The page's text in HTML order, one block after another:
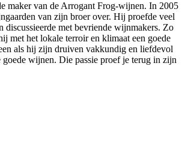
maker van de Arrogant Frog-wijnen. In 2005
van zijn broer over. Hij proefde veel
discussieerde met bevriende wijnmakers. Zo
met het lokale terroir en klimaat een goede
als hij zijn druiven vakkundig en liefdevol
goede wijnen. Die passie proef je terug in zijn